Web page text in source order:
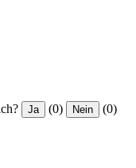
Ja (0) Nein (0)